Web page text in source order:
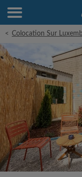
< Colocation Sur